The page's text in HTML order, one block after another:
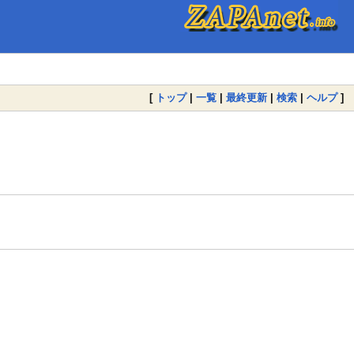
[ トップ| 一覧 | 最終更新 | 検索 | ヘルプ]